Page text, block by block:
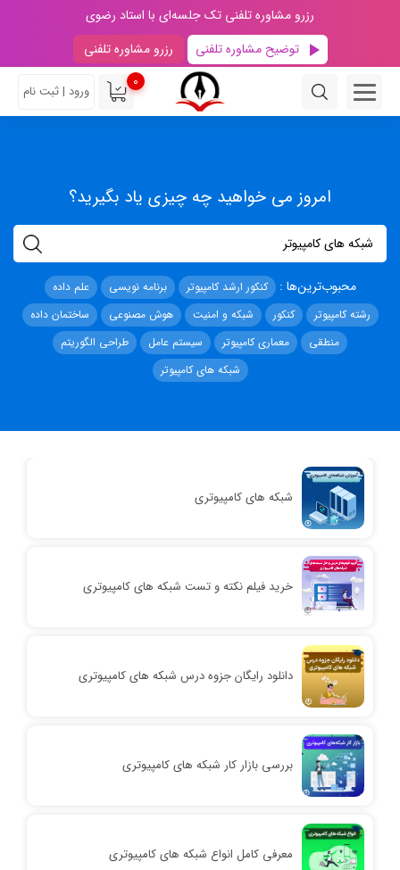
رزرو مشاوره تلفنی تک جلسه‌ای با استاد رضوی
توضیح مشاوره تلفنی
رزرو مشاوره تلفنی
0
ورود | ثبت نام
امروز می خواهید چه چیزی یاد بگیرید؟
محبوب‌ترین‌ها : کنکور ارشد کامپیوتر برنامه نویسی
علم داده
رشته کامپیوتر
کنکور شبکه و امنیت هوش مصنوعی
ساختمان داده
منطقی
معماری کامپیوتر سیستم عامل
طراحی الگوریتم
شبکه های کامپیوتر
شبکه های کامپیوتری
خرید فیلم نکته و تست شبکه های کامپیوتری
دانلود رایگان جزوه درس شبکه های کامپیوتری
بررسی بازار کار شبکه های کامپیوتری
معرفی کامل انواع شبکه های کامپیوتری